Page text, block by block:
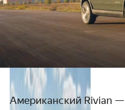
Американский Rivian —